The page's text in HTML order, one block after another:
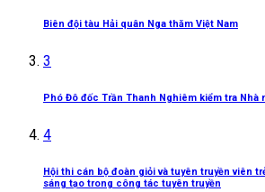
Biên đội tàu Hải quân Nga thăm Việt Nam
3
Phó Đô đốc Trần Thanh Nghiêm kiểm tra Nhà
4
Hội thi cán bộ đoàn giỏi và tuyên truyền viên
sáng tạo trong công tác tuyên truyền